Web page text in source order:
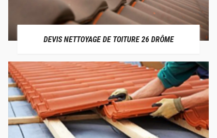
DEVIS NETTOYAGE DE TOITURE 26 DRÔME